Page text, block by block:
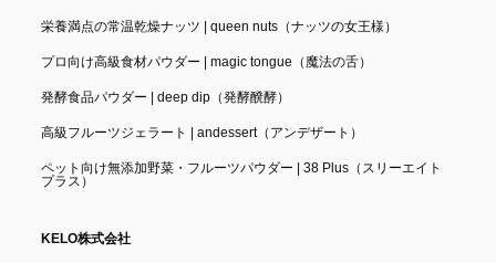
栄養満点の常温乾燥ナッツ | queen nuts（ナッツの女王様）
プロ向け高級食材パウダー | magic tongue（魔法の舌）
発酵食品パウダー | deep dip（発酵醗酵）
高級フルーツジェラート | andessert（アンデザート）
ペット向け無添加野菜・フルーツパウダー | 38 Plus（スリーエイト
プラス）
KELO株式会社